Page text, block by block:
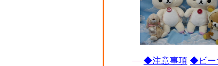
◆注意事項 ◆ビー